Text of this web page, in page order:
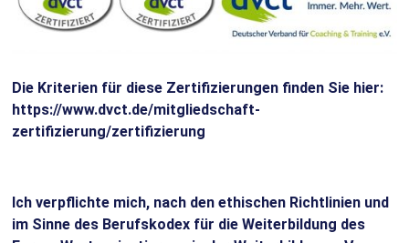
Die Kriterien für diese Zertifizierungen finden Sie hier:
https://www.dvct.de/mitgliedschaft-
zertifizierung/zertifizierung
Ich verpflichte mich, nach den ethischen Richtlinien und
im Sinne des Berufskodex für die Weiterbildung des